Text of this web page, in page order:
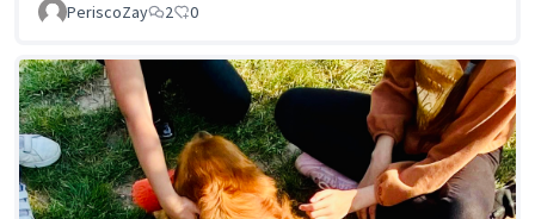
PeriscoZay
2 0